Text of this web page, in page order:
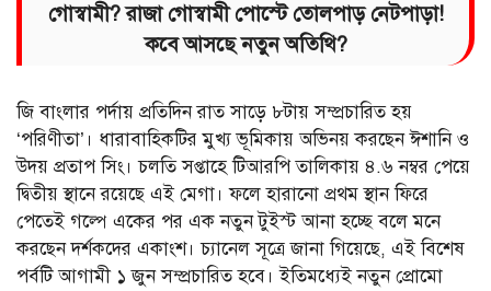
গোস্বামী? রাজা গোস্বামী পোস্টে তোলপাড় নেটপাড়া!
কবে আসছে নতুন অতিথি?
জি বাংলার পর্দায় প্রতিদিন রাত সাড়ে ৮টায় সম্প্রচারিত হয়
‘পরিণীতা’। ধারাবাহিকটির মুখ্য ভূমিকায় অভিনয় করছেন ঈশানি ও
উদয় প্রতাপ সিং। চলতি সপ্তাহে টিআরপি তালিকায় ৪.৬ নম্বর পেয়ে
দ্বিতীয় স্থানে রয়েছে এই মেগা। ফলে হারানো প্রথম স্থান ফিরে
পেতেই গল্পে একের পর এক নতুন টুইস্ট আনা হচ্ছে বলে মনে
করছেন দর্শকদের একাংশ। চ্যানেল সূত্রে জানা গিয়েছে, এই বিশেষ
পর্বটি আগামী ১ জুন সম্প্রচারিত হবে। ইতিমধ্যেই নতুন প্রোমো